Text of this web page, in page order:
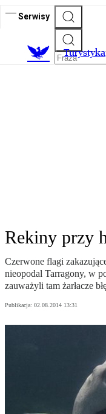
Serwisy
Turystyka
Rekiny przy
Czerwone flagi
nieopodal Tarragony, w
zauważyli tam żarłacze
Publikacja: 02.08.2014 13:31